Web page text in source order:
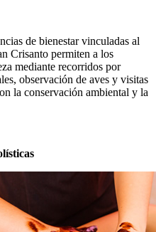
de bienestar vinculadas al
Crisanto permiten a los
mediante recorridos por
observación de aves y visitas
la conservación ambiental y la